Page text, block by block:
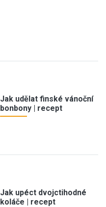
Jak udělat finské vánoční
bonbony | recept
Jak upéct dvojctihodné
koláče | recept